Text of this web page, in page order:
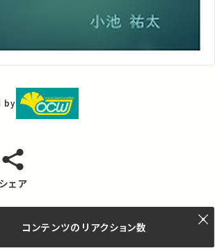
by
シェア
コンテンツの リアクション数